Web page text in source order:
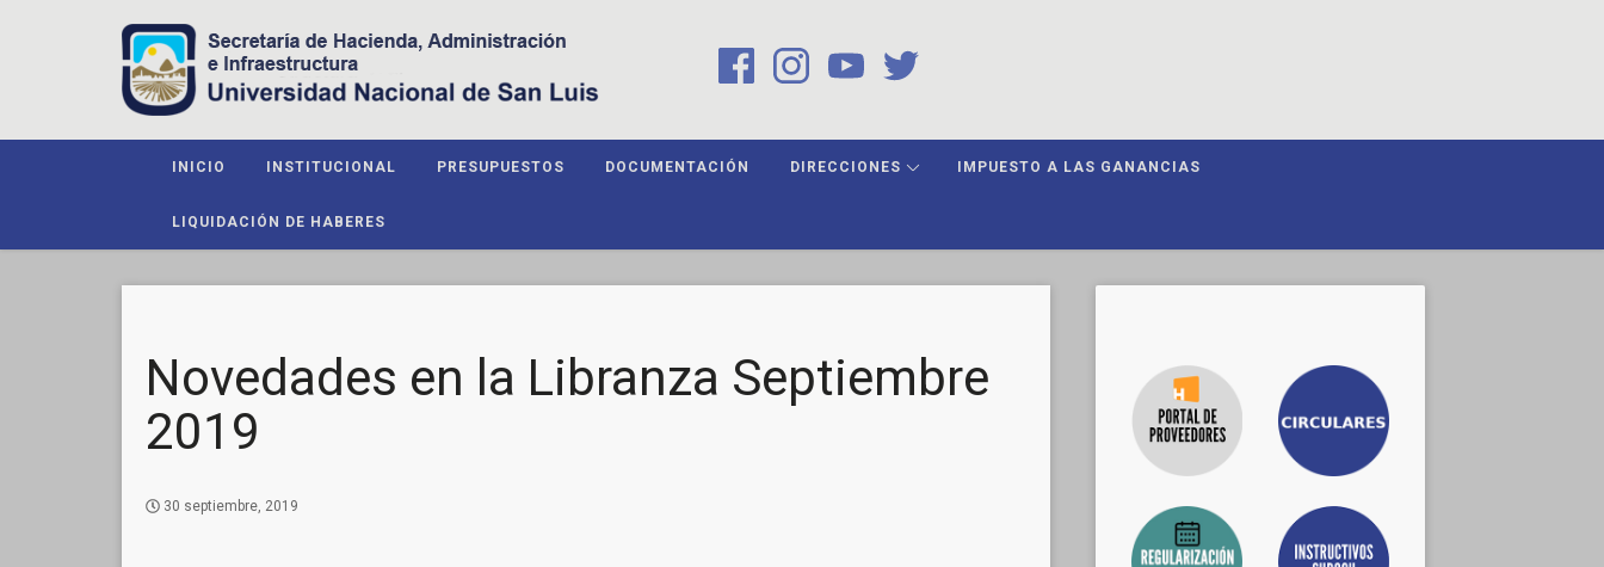
INICIO INSTITUCIONAL PRESUPUESTOS DOCUMENTACIÓN DIRECCIONES IMPUESTO A LAS GANANCIAS
LIQUIDACIÓN DE HABERES
Novedades en la Libranza Septiembre
2019
30 septiembre, 2019